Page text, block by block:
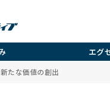
エグ
新たな価値の創出